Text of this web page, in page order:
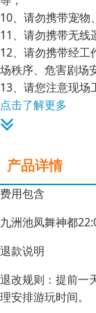
10、请勿携带宠物
11、请勿携带无线
12、请勿携带经工
场秩序、危害剧场
13、请您注意现场
点击了解更多
产品详情
费用包含
九洲池凤舞神都
退款说明
退改规则：提前一
理安排游玩时间。